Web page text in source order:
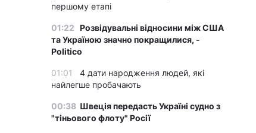
першому етапі
01:22 Розвідувальні відносини між США
та Україною значно покращилися, -
Politico
01:01
4 дати народження людей, які
найлегше пробачають
00:38 Швеція передасть Україні судно з
"тіньового флоту" Росії